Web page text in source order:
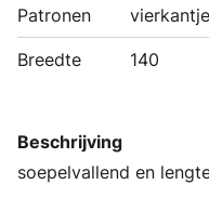
Patronen
Breedte 140
Beschrijving
soepelvallend en